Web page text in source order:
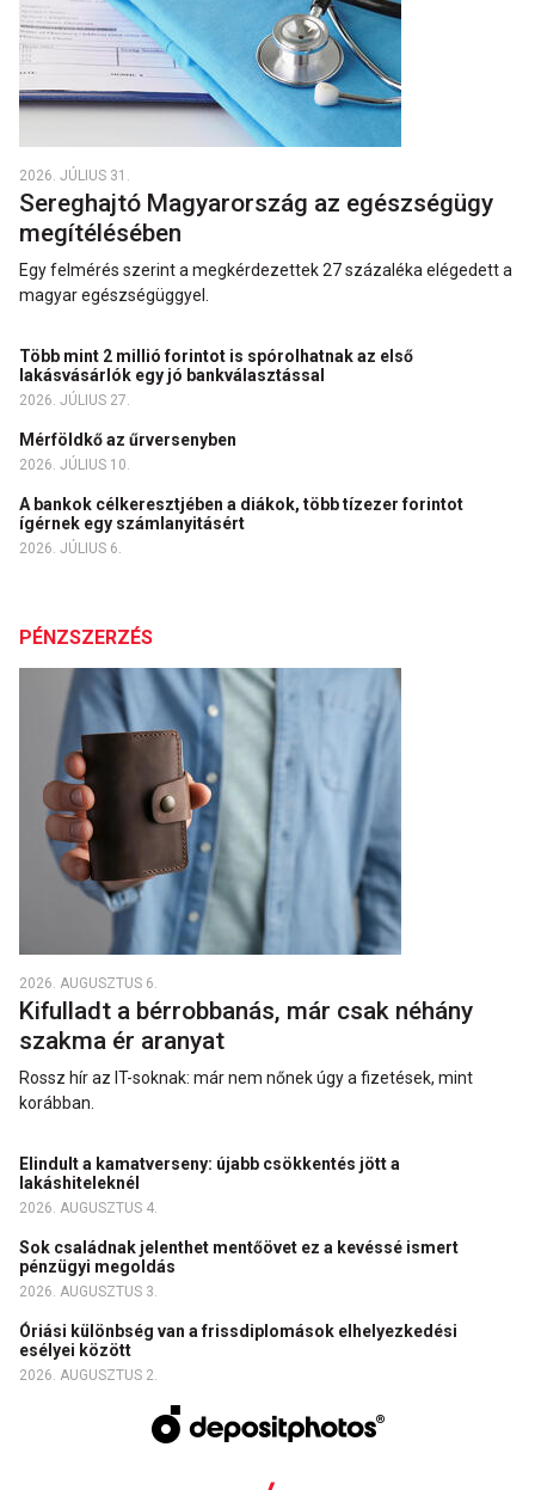
2026. JÚLIUS 31.
Sereghajtó Magyarország az egészségügy
megítélésében
Egy felmérés szerint a megkérdezettek 27 százaléka elégedett a
magyar egészségüggyel.
Több mint 2 millió forintot is spórolhatnak az első
lakásvásárlók egy jó bankválasztással
2026. JÚLIUS 27.
Mérföldkő az űrversenyben
2026. JÚLIUS 10.
A bankok célkeresztjében a diákok, több tízezer forintot
ígérnek egy számlanyitásért
2026. JÚLIUS 6.
PÉNZSZERZÉS
2026. AUGUSZTUS 6.
Kifulladt a bérrobbanás, már csak néhány
szakma ér aranyat
Rossz hír az IT-soknak: már nem nőnek úgy a fizetések, mint
korábban.
Elindult a kamatverseny: újabb csökkentés jött a
lakáshiteleknél
2026. AUGUSZTUS 4.
Sok családnak jelenthet mentőövet ez a kevéssé ismert
pénzügyi megoldás
2026. AUGUSZTUS 3.
Óriási különbség van a frissdiplomások elhelyezkedési
esélyei között
2026. AUGUSZTUS 2.